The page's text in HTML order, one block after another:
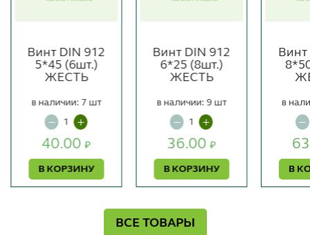
Винт DIN 912
5*45 (6шт.)
ЖЕСТЬ
40.00₽
В КОРЗИНУ
в наличии: 7 шт
Винт DIN 912
6*25 (8шт.)
ЖЕСТЬ
36.00₽
В КОРЗИНУ
в наличии: 9 шт
Винт
В
в
ВСЕ ТОВАРЫ